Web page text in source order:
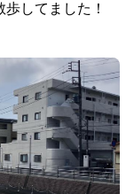
してました！